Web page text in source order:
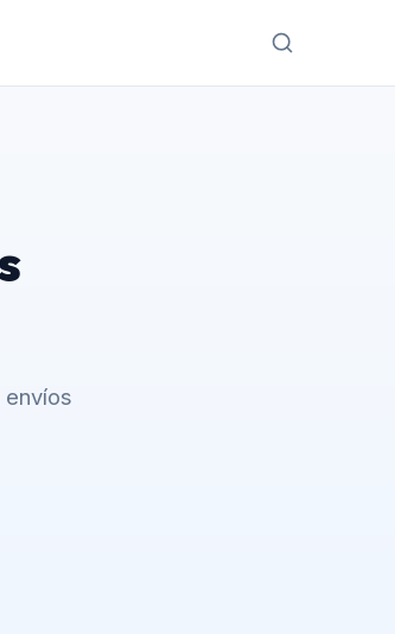
envíos